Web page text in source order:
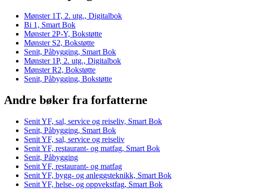
Mønster 1T, 2. utg., Digitalbok
Bi 1, Smart Bok
Mønster 2P-Y, Bokstøtte
Mønster S2, Bokstøtte
Senit, Påbygging, Smart Bok
Mønster 1P, 2. utg., Digitalbok
Mønster R2, Bokstøtte
Senit, Påbygging, Bokstøtte
Andre bøker fra forfatterne
Senit YF, sal, service og reiseliv, Smart Bok
Senit, Påbygging, Smart Bok
Senit YF, sal, service og reiseliv
Senit YF, restaurant- og matfag, Smart Bok
Senit, Påbygging
Senit YF, restaurant- og matfag
Senit YF, bygg- og anleggsteknikk, Smart Bok
Senit YF, helse- og oppvekstfag, Smart Bok